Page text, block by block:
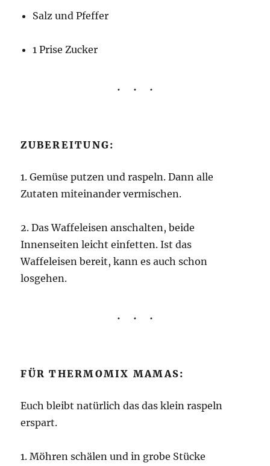
Salz und Pfeffer
1 Prise Zucker
ZUBEREITUNG:
1. Gemüse putzen und raspeln. Dann alle
Zutaten miteinander vermischen.
2. Das Waffeleisen anschalten, beide
Innenseiten leicht einfetten. Ist das
Waffeleisen bereit, kann es auch schon
losgehen.
FÜR THERMOMIX MAMAS:
Euch bleibt natürlich das das klein raspeln
erspart.
1. Möhren schälen und in grobe Stücke